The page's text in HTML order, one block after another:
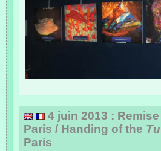
4 juin 2013 :
Paris / Handing of the
Paris